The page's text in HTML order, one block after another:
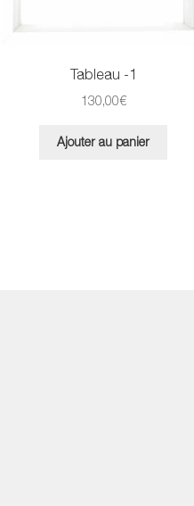
Tableau -1
130,00€
Ajouter au panier